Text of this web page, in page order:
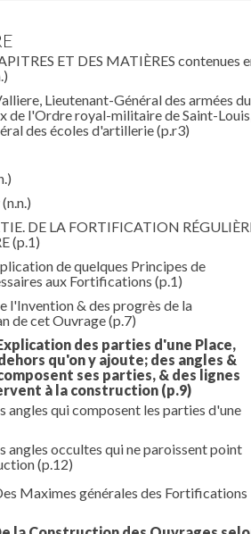
ET DES MATIÈRES contenues
Lieutenant-Général des armées du
de l'Ordre royal-militaire de Saint-
des écoles d'artillerie(p.r3)
(n.n.)
DE LA FORTIFICATION
(p.1)
de quelques Principes de
aux Fortifications (p.1)
l'Invention & des progrès de la
de cet Ouvrage(p.7)
des parties d'une Place,
qu'on y ajoute; des angles &
ses parties, & des lignes
à la construction (p.9)
angles qui composent les parties d'une
angles occultes qui ne paroissent point
(p.12)
Maximes générales des Fortifications